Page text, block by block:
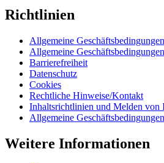
Richtlinien
Allgemeine Geschäftsbedingungen
Allgemeine
Barrierefreiheit
Datenschutz
Cookies
Rechtliche Hinweise/Kontakt
Inhaltsrichtlinien und Melden von
Allgemeine
Weitere Informationen